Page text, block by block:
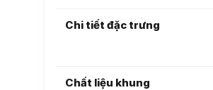
Chi tiết đặc trưng
Chất liệu khung